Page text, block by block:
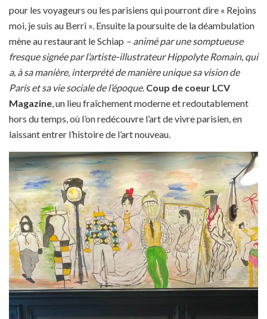
pour les voyageurs ou les parisiens qui pourront dire « Rejoins
moi, je suis au Berri ». Ensuite la poursuite de la déambulation
mène au restaurant le Schiap – animé par une somptueuse
fresque signée par l’artiste-illustrateur Hippolyte Romain, qui
a, à sa manière, interprété de manière unique sa vision de
Paris et sa vie sociale de l’époque. Coup de coeur LCV
Magazine , un lieu fraîchement moderne et redoutablement
hors du temps, où l’on redécouvre l’art de vivre parisien, en
laissant entrer l’histoire de l’art nouveau.